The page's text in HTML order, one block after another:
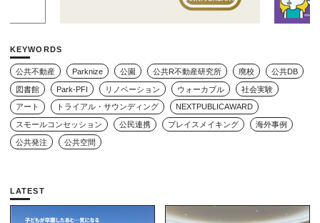
KEYWORDS
公共不動産 Parknize 公園 公共R不動産研究所 廃校 公共DB
図書館 Park-PFI リノベーション ウォーカブル 社会実験
アート トライアル・サウンディング NEXTPUBLICAWARD
スモールコンセッション 公民連携 プレイスメイキング 海外事例
公共発注 公共空間
LATEST